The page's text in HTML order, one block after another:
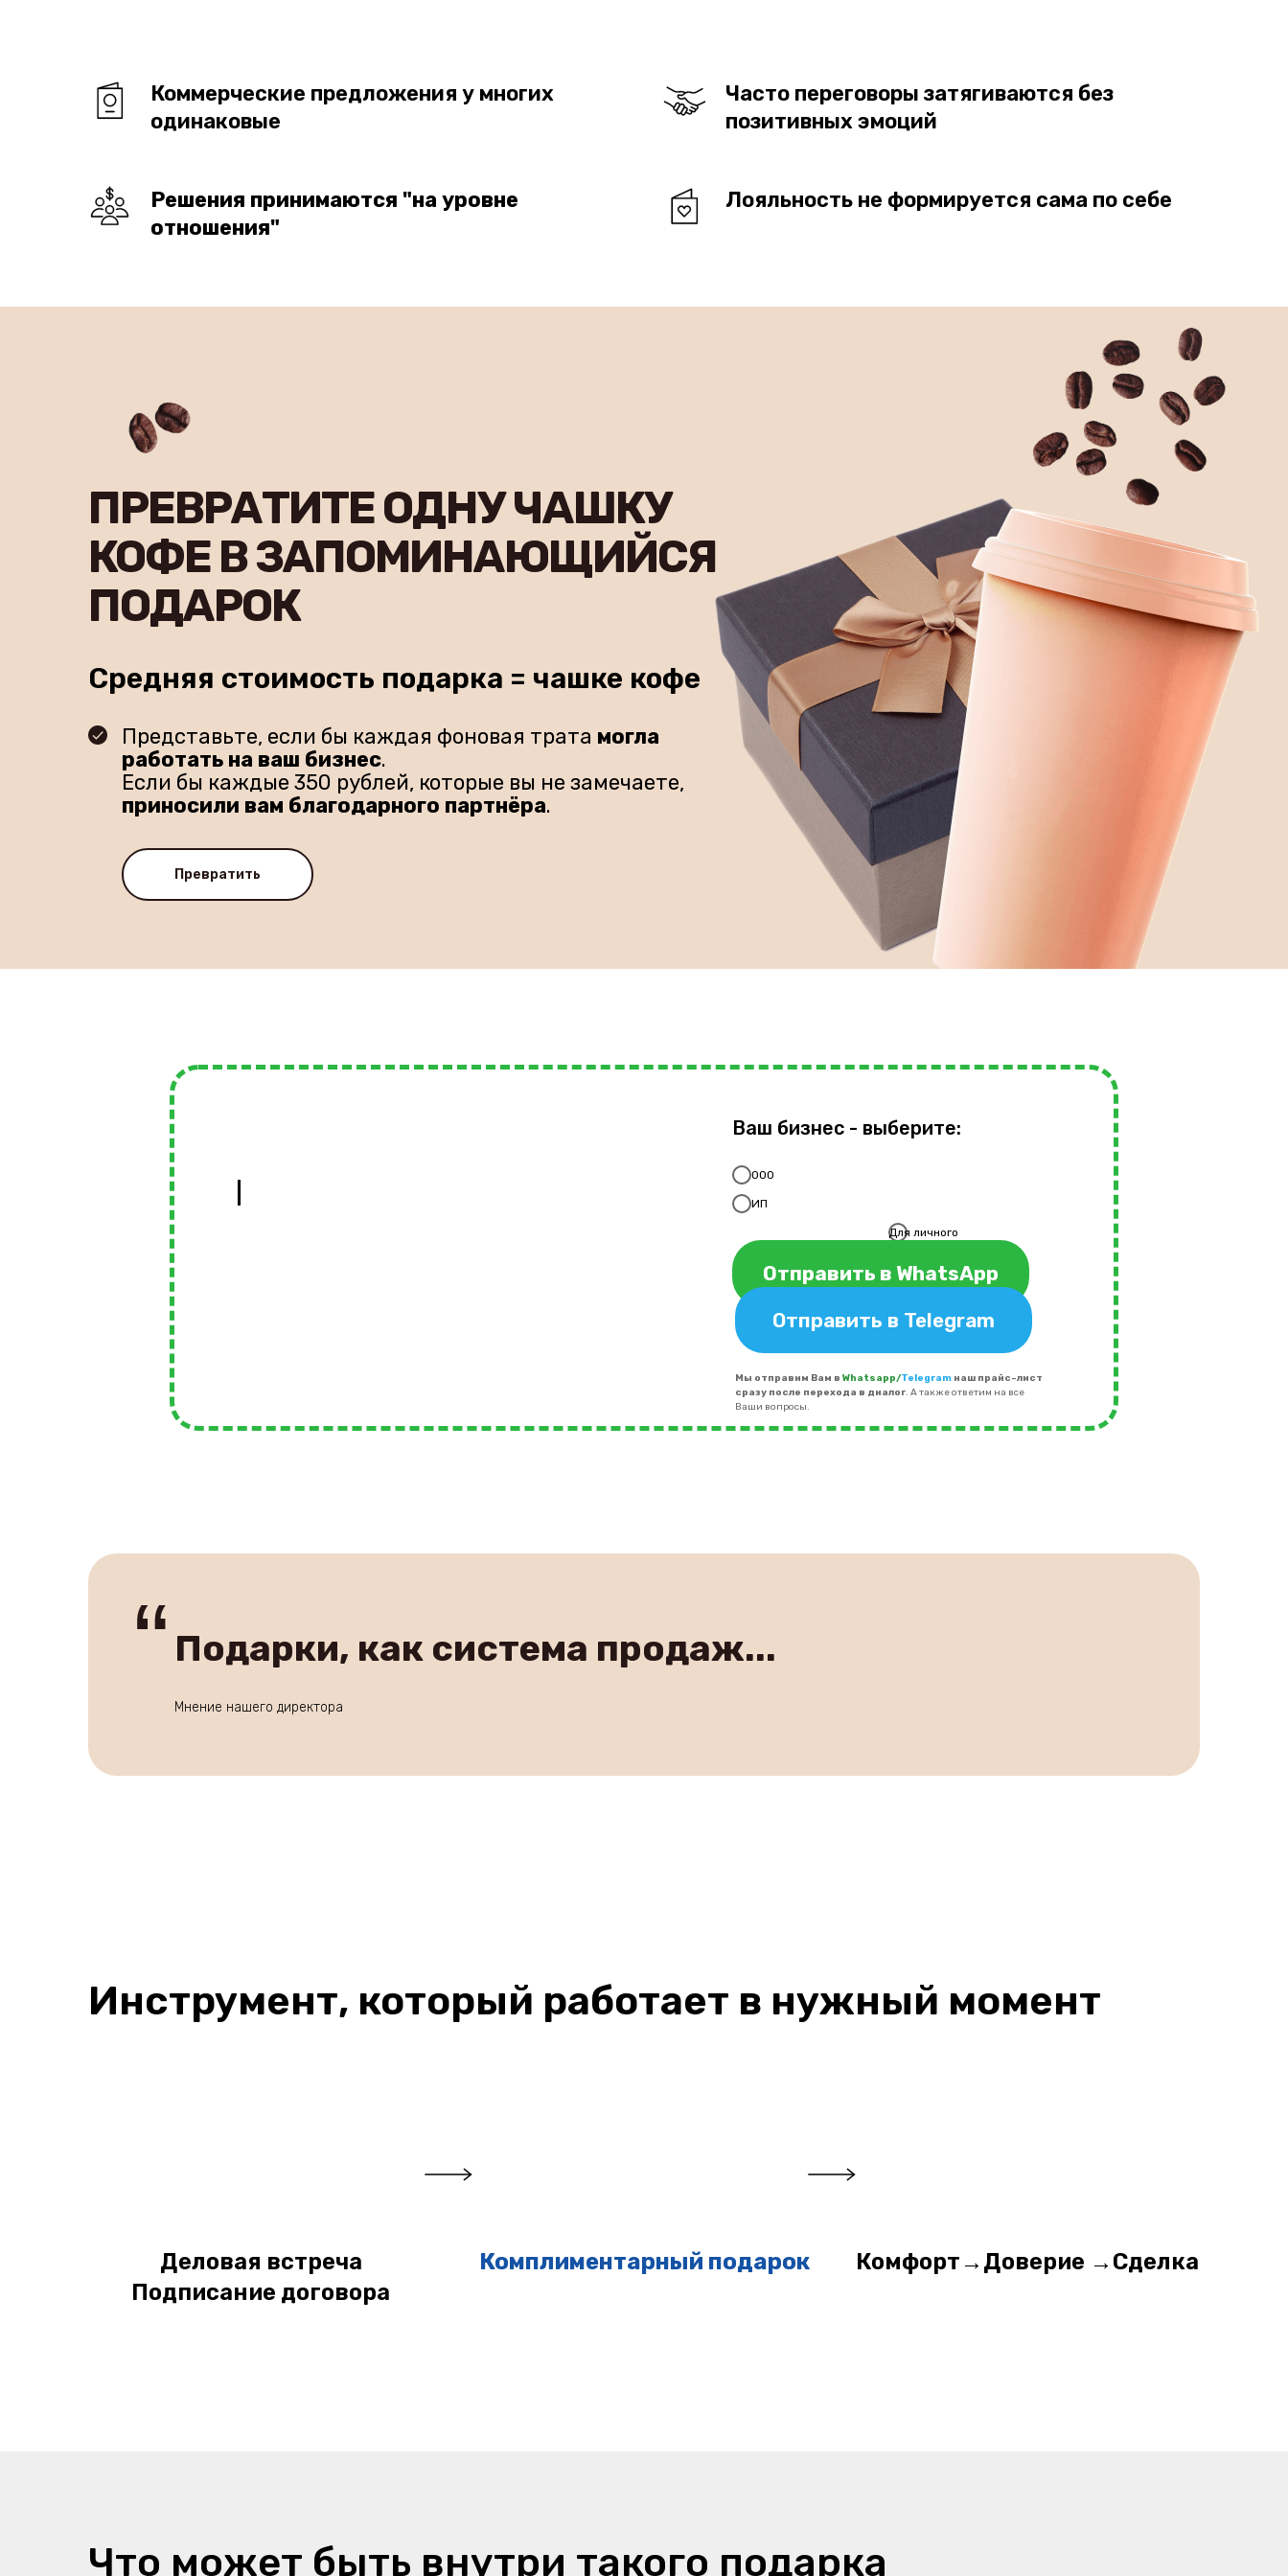
Коммерческие предложения у многих
одинаковые
Часто переговоры затягиваются без
позитивных эмоций
Решения принимаются "на уровне
отношения"
Лояльность не формируется сама по себе
Представьте, если бы каждая фоновая трата могла
работать на ваш бизнес.
Если бы каждые 350 рублей, которые вы не замечаете,
приносили вам благодарного партнёра.
ПРЕВРАТИТЕ ОДНУ ЧАШКУ
КОФЕ В ЗАПОМИНАЮЩИЙСЯ
ПОДАРОК
Средняя стоимость подарка = чашке кофе
Превратить
ООО
ИП
Для личного
Отправить в WhatsApp
Ваш бизнес - выберите:
Мы отправим Вам в Whatsapp/Telegram наш прайс-лист
сразу после перехода в диалог. А также ответим на все
Ваши вопросы.
Отправить в Telegram
“ Подарки, как система продаж...
Мнение нашего директора
Инструмент, который работает в нужный момент
Деловая встреча
Подписание договора
Комплиментарный подарок Комфорт→Доверие →Сделка
Что может быть внутри такого подарка